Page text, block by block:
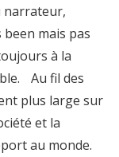
narrateur,
mais pas
à la
Au fil des
plus large sur
et la
au monde.